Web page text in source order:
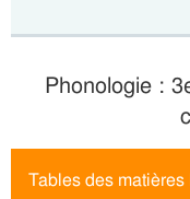
Phonologie :
Tables des